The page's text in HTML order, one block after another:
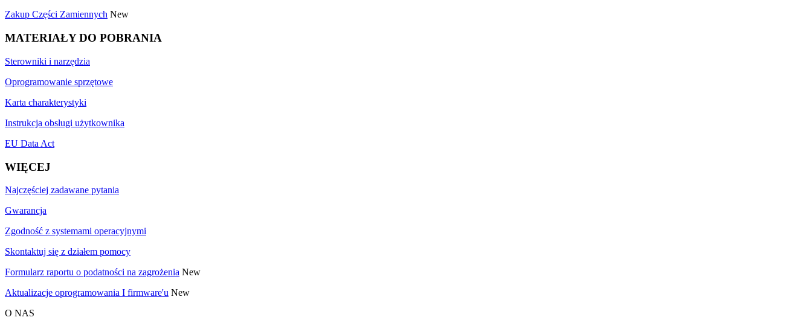
Zakup Części Zamiennych New
MATERIAŁY DO POBRANIA
Sterowniki i narzędzia
Oprogramowanie sprzętowe
Karta charakterystyki
Instrukcja obsługi użytkownika
EU Data Act
WIĘCEJ
Najczęściej zadawane pytania
Gwarancja
Zgodność z systemami operacyjnymi
Skontaktuj się z działem pomocy
Formularz raportu o podatności na zagrożenia New
Aktualizacje oprogramowania I firmware'u New
O NAS